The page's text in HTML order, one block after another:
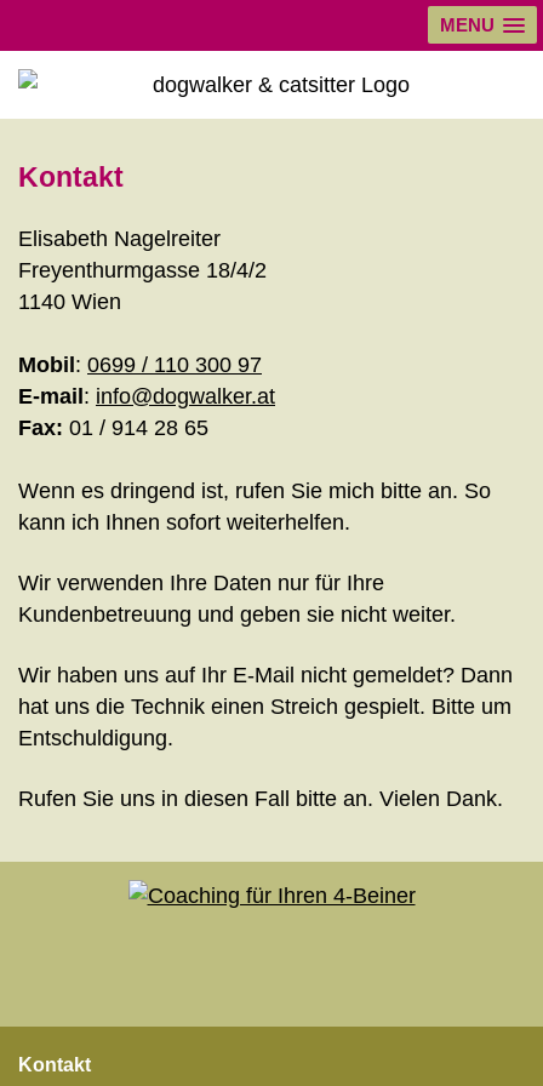
MENU
Kontakt
Elisabeth Nagelreiter
Freyenthurmgasse 18/4/2
1140 Wien
Mobil : 0699 / 110 300 97
E-mail : info@dogwalker.at
Fax: 01 / 914 28 65
Wenn es dringend ist, rufen Sie mich bitte an. So
kann ich Ihnen sofort weiterhelfen.
Wir verwenden Ihre Daten nur für Ihre
Kundenbetreuung und geben sie nicht weiter.
Wir haben uns auf Ihr E-Mail nicht gemeldet? Dann
hat uns die Technik einen Streich gespielt. Bitte um
Entschuldigung.
Rufen Sie uns in diesen Fall bitte an. Vielen Dank.
Kontakt